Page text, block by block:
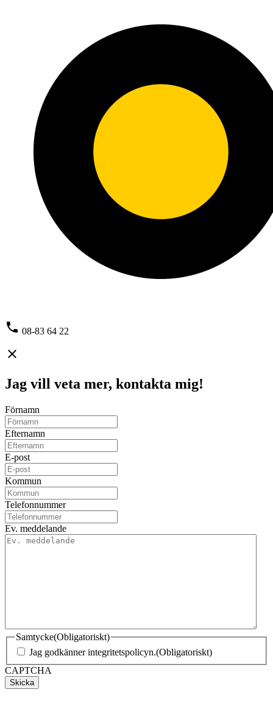
phone 08-83 64 22
close
Jag vill veta mer, kontakta mig!
Förnamn
Efternamn
E-post
Kommun
Telefonnummer
Ev. meddelande
Samtycke(Obligatoriskt)
Jag godkänner integritetspolicyn.(Obligatoriskt)
CAPTCHA